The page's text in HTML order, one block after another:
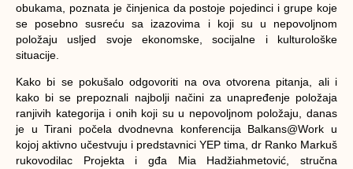
obukama, poznata je činjenica da postoje pojedinci i grupe koje
se posebno susreću sa izazovima i koji su u nepovoljnom
položaju usljed svoje ekonomske, socijalne i kulturološke
situacije.
Kako bi se pokušalo odgovoriti na ova otvorena pitanja, ali i
kako bi se prepoznali najbolji načini za unapređenje položaja
ranjivih kategorija i onih koji su u nepovoljnom položaju, danas
je u Tirani počela dvodnevna konferencija Balkans@Work u
kojoj aktivno učestvuju i predstavnici YEP tima, dr Ranko Markuš
rukovodilac Projekta i gđa Mia Hadžiahmetović, stručna